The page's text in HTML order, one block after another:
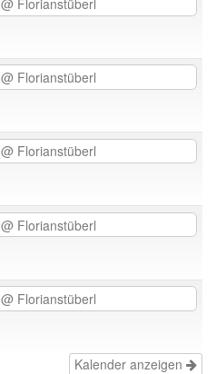
@ Florianstüberl
@ Florianstüberl
@ Florianstüberl
@ Florianstüberl
@ Florianstüberl
Kalender anzeigen